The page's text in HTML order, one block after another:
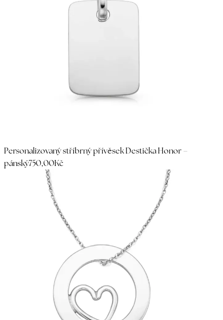
Personalizovaný stříbrný přívěsek Destička Honor –
pánský750,00Kč